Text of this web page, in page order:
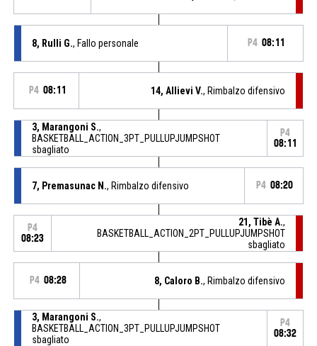
8, Rulli G., Fallo personale P4 08:11
P4 08:11 14, Allievi V., Rimbalzo difensivo
3, Marangoni S.,
BASKETBALL_ACTION_3PT_PULLUPJUMPSHOT
sbagliato
P4
08:11
7, Premasunac N., Rimbalzo difensivo P4 08:20
P4
08:23
21, Tibè A.,
BASKETBALL_ACTION_2PT_PULLUPJUMPSHOT
sbagliato
P4 08:28 8, Caloro B., Rimbalzo difensivo
3, Marangoni S.,
BASKETBALL_ACTION_3PT_PULLUPJUMPSHOT
sbagliato
P4
08:32